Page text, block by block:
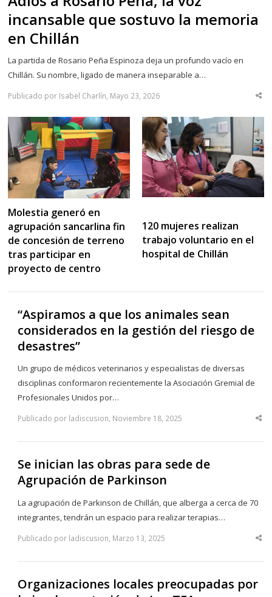
incansable que sostuvo la memoria
en Chillán
La partida de Rosario Peña Espinoza deja un profundo vacío en
Chillán. Su nombre, ligado de manera inseparable a…
Publicado por Isabel Charlín, Mayo 23, 2026
Molestia generó en
agrupación sancarlina fin
de concesión de terreno
tras participar en
proyecto de centro
120 mujeres realizan
trabajo voluntario en el
hospital de Chillán
“Aspiramos a que los animales sean
considerados en la gestión del riesgo de
desastres”
Un grupo de médicos veterinarios y especialistas de diversas
disciplinas conformaron recientemente la Asociación Gremial de
Profesionales Unidos por…
Publicado por ladiscusion, Noviembre 18, 2025
Se inician las obras para sede de
Agrupación de Parkinson
La agrupación de Parkinson de Chillán, que alberga a cerca de 70
integrantes, tendrán un espacio para realizar terapias…
Publicado por ladiscusion, Marzo 13, 2025
Organizaciones locales preocupadas por